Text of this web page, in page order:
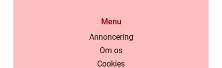
Menu
Annoncering
Om os
Cookies